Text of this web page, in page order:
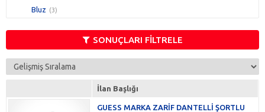
Bluz (3)
Bikini & Mayo
Eşofman (0)
SONUÇLARI FİLTRELE
İlan Başlığı
GUESS MARKA ZARİF DANTELLİ ŞORTLU